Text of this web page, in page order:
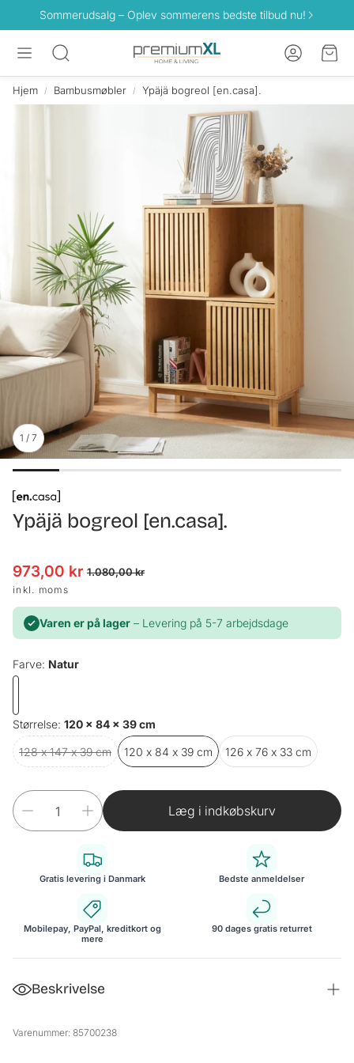
Sommerudsalg – Oplev sommerens bedste tilbud nu!
Søg
Konto
Hjem Bambusmøbler Ypäjä bogreol [en.casa].
1 / 7
Ypäjä bogreol [en.casa].
Udsalgspris
973,00 kr
Normalpris1.080,00 kr
inkl. moms
Varen er på lager – Levering på 5-7 arbejdsdage
Farve: Natur
Størrelse: 120 x 84 x 39 cm
128 x 147 x 39 cm 120 x 84 x 39 cm 126 x 76 x 33 cm
Læg i indkøbskurv
Gratis levering i Danmark Bedste anmeldelser
Mobilepay, PayPal, kreditkort og
mere
90 dages gratis returret
Beskrivelse
Bogreol
Varenummer: 85700238